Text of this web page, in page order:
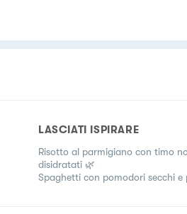
LASCIATI ISPIRARE
Risotto al parmigiano con timo
disidratati 🌿
Spaghetti con pomodori secchi